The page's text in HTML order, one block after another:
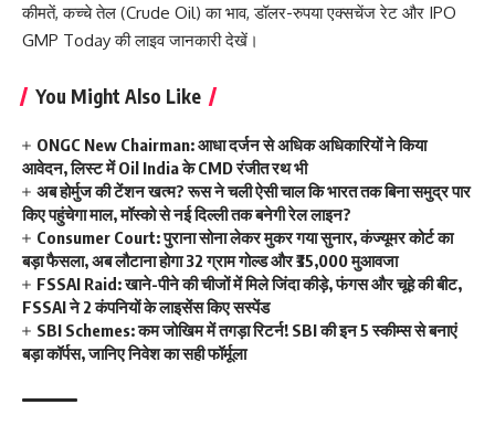
कीमतें,कच्चे तेल (Crude Oil) का भाव,डॉलर-रुपया एक्सचेंज रेट और IPO
GMP Todayकी लाइव जानकारी देखें।
You Might Also Like
ONGC New Chairman: आधा दर्जन से अधिक अधिकारियों ने किया
आवेदन, लिस्ट में Oil India के CMD रंजीत रथ भी
अब होर्मुज की टेंशन खत्म? रूस ने चली ऐसी चाल कि भारत तक बिना समुद्र पार
किए पहुंचेगा माल, मॉस्को से नई दिल्ली तक बनेगी रेल लाइन?
Consumer Court: पुराना सोना लेकर मुकर गया सुनार, कंज्यूमर कोर्ट का
बड़ा फैसला, अब लौटाना होगा 32 ग्राम गोल्ड और ₹35,000 मुआवजा
FSSAI Raid: खाने-पीने की चीजों में मिले जिंदा कीड़े, फंगस और चूहे की बीट,
FSSAI ने 2 कंपनियों के लाइसेंस किए सस्पेंड
SBI Schemes: कम जोखिम में तगड़ा रिटर्न! SBI की इन 5 स्कीम्स से बनाएं
बड़ा कॉर्पस, जानिए निवेश का सही फॉर्मूला